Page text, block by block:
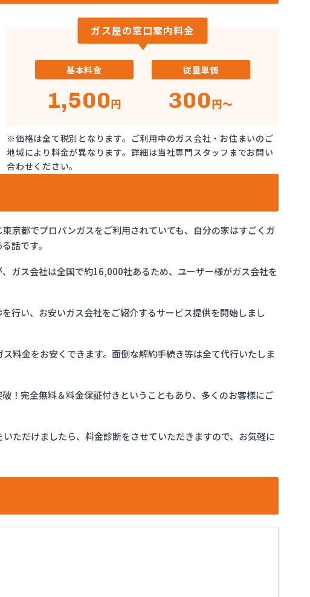
ガス屋の窓口案内料金
基本料金
1,500円
従量単価
300円～
※価格は全て税別となります。ご利用中のガス会社・お住まいのご
地域により料金が異なります。詳細は当社専門スタッフまでお問い
合わせください。
京都でプロパンガスをご利用されていても、自分の家はすごくガ
話です。
ガス会社は全国で約16,000社あるため、ユーザー様がガス会社を
行い、お安いガス会社をご紹介するサービス提供を開始しまし
料金をお安くできます。面倒な解約手続き等は全て代行いたしま
！完全無料＆料金保証付きということもあり、多くのお客様にご
ただけましたら、料金診断をさせていただきますので、お気軽に